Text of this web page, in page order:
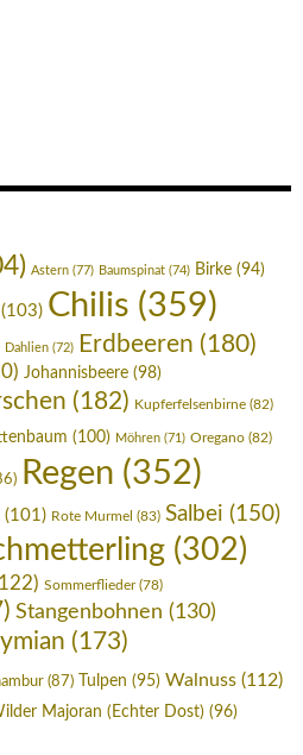
Astern (77) Baumspinat (74) Birke (94)
(103) Chilis (359)
Dahlien (72) Erdbeeren (180)
Johannisbeere (98)
(182) Kupferfelsenbirne (82)
(100) Möhren (71) Oregano (82)
Regen (352)
(101) Rote Murmel (83) Salbei (150)
(302)
Sommerflieder(78)
Stangenbohnen (130)
(173)
(87) Tulpen (95) Walnuss (112)
Majoran (Echter Dost) (96)